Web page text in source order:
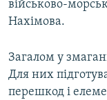
військово-
Нахімова.
Загалом у
Для них
перешкод і